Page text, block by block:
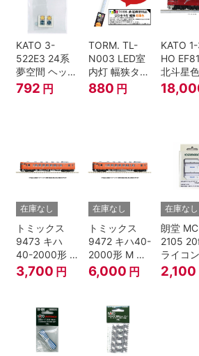
KATO 3-
522E3 24系
夢空間 ヘッド
マーク 4種各1
792 円
TORM. TL-
N003 LED室
内灯 幅狭タイ
プ・電球色 1
本 鉄道模型
880 円
KATO
HO
北斗星
ゲージ
在庫なし
トミックス
9473 キハ
40-2000形 T
Nゲージ
3,700 円
在庫なし
トミックス
9472 キハ40-
2000形 M N
ゲージ
6,000 円
在庫なし
朗堂
2105
ライコ
タイプ
2,100